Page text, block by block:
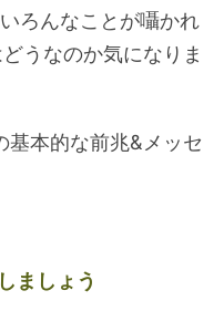
ろんなことが囁かれ
うなのか気になりま
基本的な前兆&メッセ
ましょう